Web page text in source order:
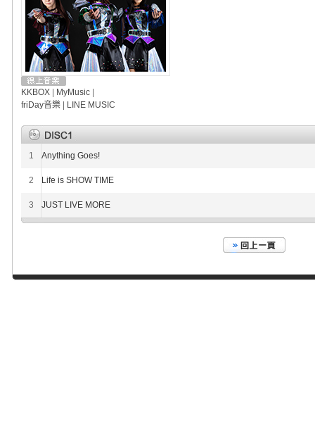
KKBOX MyMusic
friDay音樂
LINE MUSIC
1 Anything Goes!
2 Life is SHOW TIME
3 JUST LIVE MORE